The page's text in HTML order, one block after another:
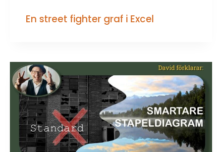
En street fighter graf i Excel